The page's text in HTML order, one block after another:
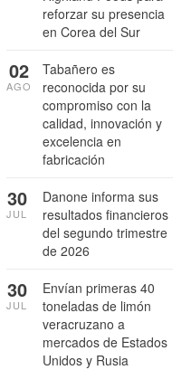
reforzar su presencia
en Corea del Sur
Tabañero es
reconocida por su
compromiso con la
calidad, innovación y
excelencia en
fabricación
02
AGO
Danone informa sus
resultados financieros
del segundo trimestre
de 2026
30
JUL
Envían primeras 40
toneladas de limón
veracruzano a
mercados de Estados
Unidos y Rusia
30
JUL